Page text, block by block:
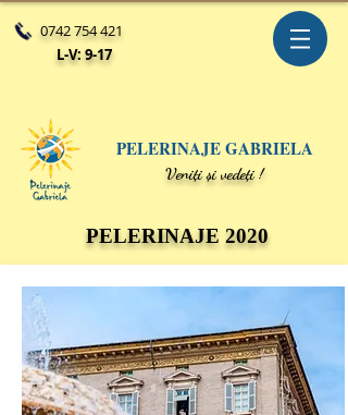
0742 754 421
L-V: 9-17
PELERINAJE GABRIELA
Veniți și vedeți !
PELERINAJE 2020